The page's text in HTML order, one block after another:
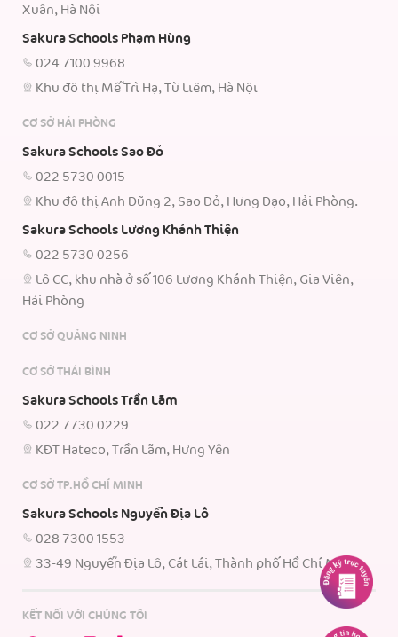
Xuân, Hà Nội
Sakura Schools Phạm Hùng
024 7100 9968
Khu đô thị Mễ Trì Hạ, Từ Liêm, Hà Nội
CƠ SỞ HẢI PHÒNG
Sakura Schools Sao Đỏ
022 5730 0015
Khu đô thị Anh Dũng 2, Sao Đỏ, Hưng Đạo, Hải Phòng.
Sakura Schools Lương Khánh Thiện
022 5730 0256
Lô CC, khu nhà ở số 106 Lương Khánh Thiện, Gia Viên,
Hải Phòng
CƠ SỞ QUẢNG NINH
CƠ SỞ THÁI BÌNH
Sakura Schools Trần Lãm
022 7730 0229
KĐT Hateco, Trần Lãm, Hưng Yên
CƠ SỞ TP.HỒ CHÍ MINH
Sakura Schools Nguyễn Địa Lô
028 7300 1553
33-49 Nguyễn Địa Lô, Cát Lái, Thành phố Hồ Chí Minh.
KẾT NỐI VỚI CHÚNG TÔI